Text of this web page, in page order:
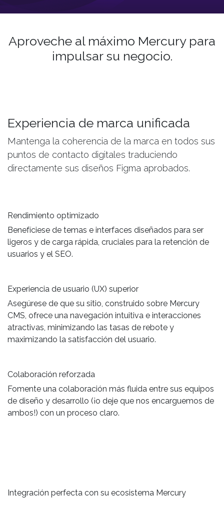
Aproveche al máximo Mercury para
impulsar su negocio.
Experiencia de marca unificada
Mantenga la coherencia de la marca en todos sus
puntos de contacto digitales traduciendo
directamente sus diseños Figma aprobados.
Rendimiento optimizado
Benefíciese de temas e interfaces diseñados para ser
ligeros y de carga rápida, cruciales para la retención de
usuarios y el SEO.
Experiencia de usuario (UX) superior
Asegúrese de que su sitio, construido sobre Mercury
CMS, ofrece una navegación intuitiva e interacciones
atractivas, minimizando las tasas de rebote y
maximizando la satisfacción del usuario.
Colaboración reforzada
Fomente una colaboración más fluida entre sus equipos
de diseño y desarrollo (¡o deje que nos encarguemos de
ambos!) con un proceso claro.
Integración perfecta con su ecosistema Mercury